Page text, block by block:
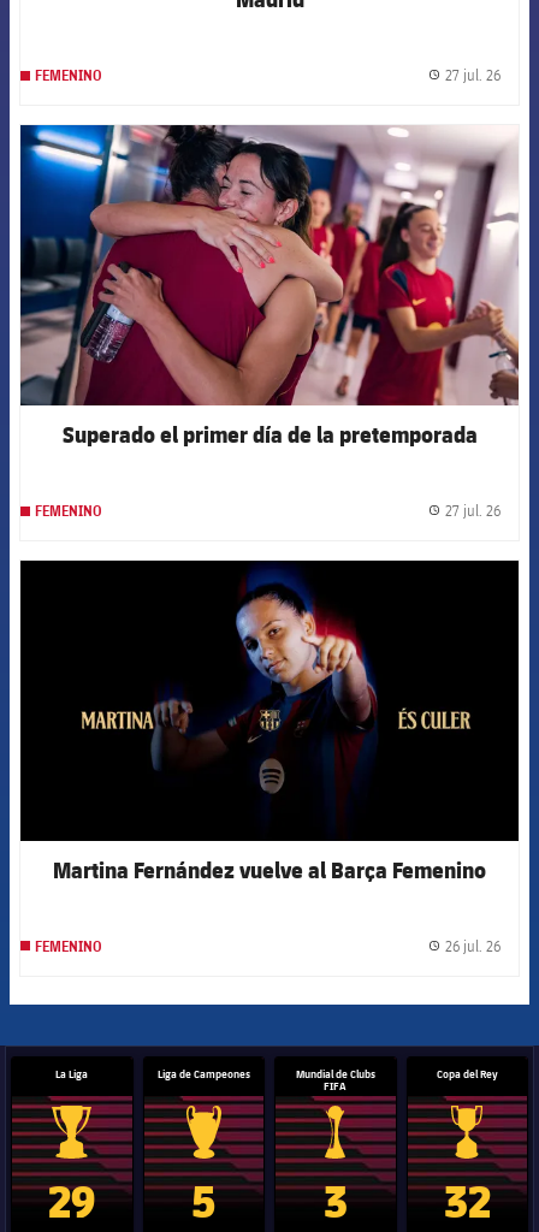
FEMENINO 27 jul. 26
FCB Barcelona badge
Superado el primer día de la pretemporada
FEMENINO 27 jul. 26
FCB Barcelona badge
Martina Fernández vuelve al Barça Femenino
FEMENINO 26 jul. 26
La Liga
Trofeo de La Liga
29
Liga de Campeones
Trofeo de la Liga de Campeones
5
Mundial de Clubs
FIFA
Trofeo del Mundial de
3
Copa del Rey
Copa del
32